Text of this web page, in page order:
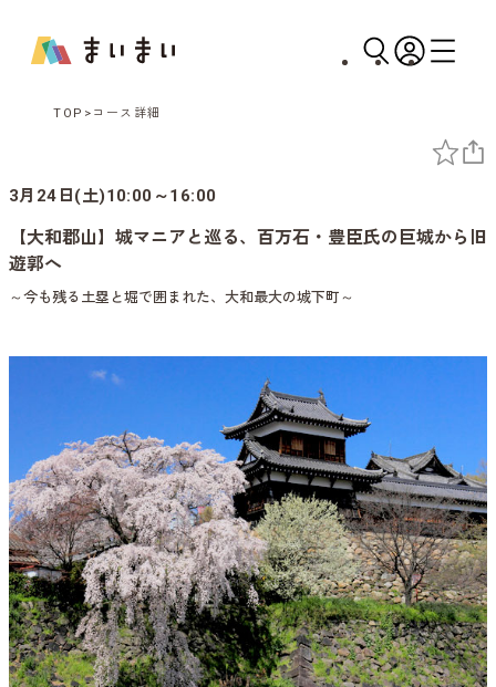
TOP コース詳細
3月24日(土)10:00～16:00
【大和郡山】城マニアと巡る、百万石・豊臣氏の巨城から旧
遊郭へ
～今も残る土塁と堀で囲まれた、大和最大の城下町～